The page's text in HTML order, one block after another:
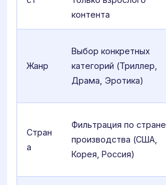
контента
Жанр
Выбор конкретных
категорий (Триллер,
Драма, Эротика)
Стран
а
Фильтрация по стране
производства (США,
Корея, Россия)